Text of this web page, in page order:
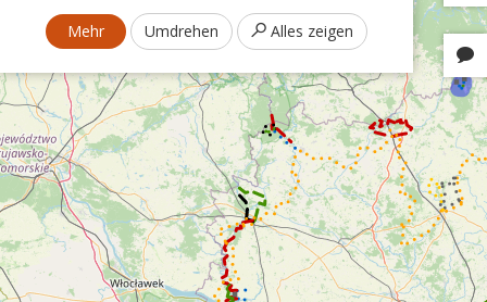
Mehr Umdrehen Alles zeigen